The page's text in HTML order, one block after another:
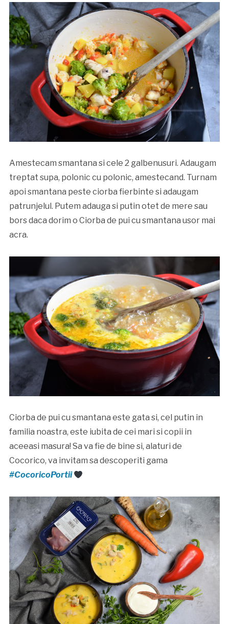
Amestecam smantana si cele 2 galbenusuri. Adaugam
treptat supa, polonic cu polonic, amestecand. Turnam
apoi smantana peste ciorba fierbinte si adaugam
patrunjelul. Putem adauga si putin otet de mere sau
bors daca dorim o Ciorba de pui cu smantana usor mai
acra.
Ciorba de pui cu smantana este gata si, cel putin in
familia noastra, este iubita de cei mari si copii in
aceeasi masura! Sa va fie de bine si, alaturi de
Cocorico, va invitam sa descoperiti gama
#CocoricoPortii